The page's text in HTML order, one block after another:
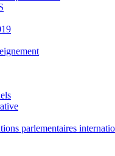
parlementaires